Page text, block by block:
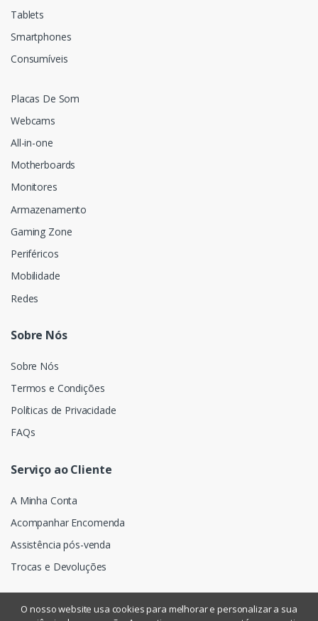
Tablets
Smartphones
Consumíveis
Placas De Som
Webcams
All-in-one
Motherboards
Monitores
Armazenamento
Gaming Zone
Periféricos
Mobilidade
Redes
Sobre Nós
Sobre Nós
Termos e Condições
Políticas de Privacidade
FAQs
Serviço ao Cliente
A Minha Conta
Acompanhar Encomenda
Assistência pós-venda
Trocas e Devoluções
O nosso website usa cookies para melhorar e personalizar a sua